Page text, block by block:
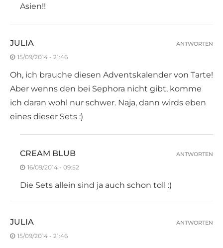
Asien!!
JULIA
15/09/2014 - 21:46
Oh, ich brauche diesen Adventskalender von Tarte!
Aber wenns den bei Sephora nicht gibt, komme
ich daran wohl nur schwer. Naja, dann wirds eben
eines dieser Sets :)
ANTWORTEN
CREAM BLUB
16/09/2014 - 09:52
Die Sets allein sind ja auch schon toll :)
ANTWORTEN
JULIA
15/09/2014 - 21:46
ANTWORTEN